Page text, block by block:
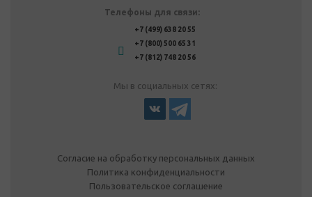
Телефоны для связи:
+7 (499) 638 20 55
+7 (800) 500 65 31
+7 (812) 748 20 56
Мы в социальных сетях:
Согласие на обработку персональных данных
Политика конфиденциальности
Пользовательское соглашение